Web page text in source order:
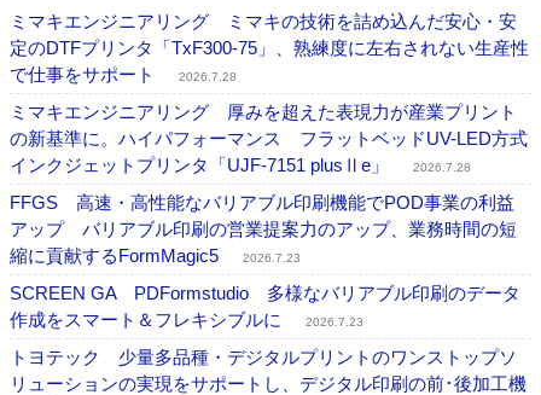
ミマキエンジニアリング ミマキの技術を詰め込んだ安心・安
定のDTFプリンタ「TxF300-75」、熟練度に左右されない生産性
で仕事をサポート
2026.7.28
ミマキエンジニアリング 厚みを超えた表現力が産業プリント
の新基準に。ハイパフォーマンス フラットベッドUV-LED方式
インクジェットプリンタ「UJF-7151 plusⅡe」
2026.7.28
FFGS 高速・高性能なバリアブル印刷機能でPOD事業の利益
アップ バリアブル印刷の営業提案力のアップ、業務時間の短
縮に貢献するFormMagic5
2026.7.23
SCREEN GA PDFormstudio 多様なバリアブル印刷のデータ
作成をスマート＆フレキシブルに
2026.7.23
トヨテック 少量多品種・デジタルプリントのワンストップソ
リューションの実現をサポートし、デジタル印刷の前･後加工機